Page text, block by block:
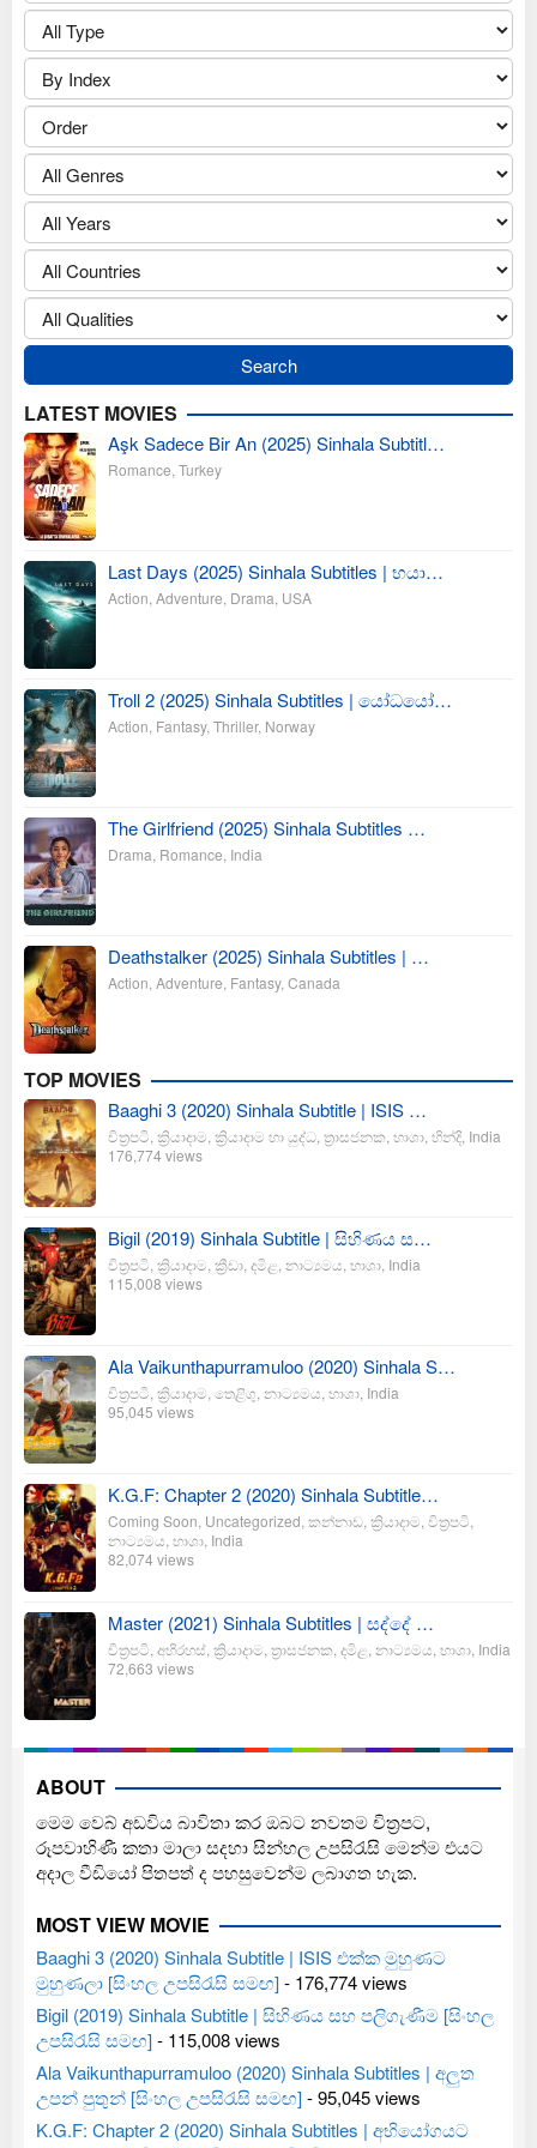
LATEST MOVIES
Aşk Sadece Bir An (2025) Sinhala Subtitl…
Romance Turkey
Last Days (2025) Sinhala Subtitles | භයා…
Action Adventure Drama USA
Troll 2 (2025) Sinhala Subtitles | යෝධයෝ…
Action Fantasy, Thriller, Norway
The Girlfriend (2025) Sinhala Subtitles …
Drama Romance India
Deathstalker (2025) Sinhala Subtitles | …
Action Adventure Fantasy, Canada
TOP MOVIES
Baaghi 3 (2020) Sinhala Subtitle | ISIS …
චිත්‍රපටි ක්‍රියාදාම ක්‍රියාදාම හා යුද්ධ ත්‍රාසජනක භාශා හින්දි India
176,774 views
Bigil (2019) Sinhala Subtitle | සිහිණය ස…
චිත්‍රපටි ක්‍රියාදාම ක්‍රීඩා දමිළ නාට්‍යමය භාශා India
115,008 views
Ala Vaikunthapurramuloo (2020) Sinhala S…
චිත්‍රපටි ක්‍රියාදාම තෙළිගු නාට්‍යමය භාශා India
95,045 views
K.G.F: Chapter 2 (2020) Sinhala Subtitle…
Coming Soon Uncategorized කන්නාඩ ක්‍රියාදාම චිත්‍රපටි
නාට්‍යමය භාශා India
82,074 views
Master (2021) Sinhala Subtitles | සද්දේ …
චිත්‍රපටි අභිරහස් ක්‍රියාදාම ත්‍රාසජනක දමිළ නාට්‍යමය භාශා India
72,663 views
ABOUT
මෙම වෙබ් අඩවිය බාවිතා කර ඔබට නවතම චිත්‍රපට,
රූපවාහිණී කතා මාලා සදහා සින්හල උපසිරැසි මෙන්ම එයට
අදාල වීඩියෝ පිතපත් ද පහසුවෙන්ම ලබාගත හැක.
MOST VIEW MOVIE
Baaghi 3 (2020) Sinhala Subtitle | ISIS එක්ක මුහුණට
මුහුණලා [සිංහල උපසිරැසි සමඟ]- 176,774 views
Bigil (2019) Sinhala Subtitle | සිහිණය සහ පලිගැණීම [සිංහල
උපසිරැසි සමඟ]- 115,008 views
Ala Vaikunthapurramuloo (2020) Sinhala Subtitles | අලුත
උපන් පුතුන් [සිංහල උපසිරැසි සමඟ]- 95,045 views
K.G.F: Chapter 2 (2020) Sinhala Subtitles | අභියෝගයට